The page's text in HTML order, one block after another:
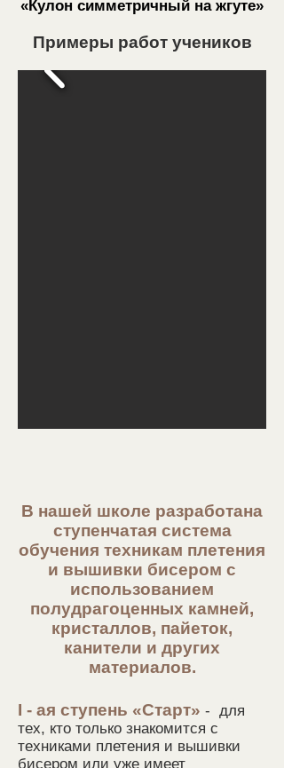
«Кулон симметричный на жгуте»
Примеры работ учеников
В нашей школе разработана
ступенчатая система
обучения техникам плетения
и вышивки бисером с
использованием
полудрагоценных камней,
кристаллов, пайеток,
канители и других
материалов.
I - ая ступень «Старт» - для
тех, кто только знакомится с
техниками плетения и вышивки
бисером или уже имеет